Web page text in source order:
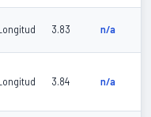
Longitud 3.83 n/a
Longitud 3.84 n/a